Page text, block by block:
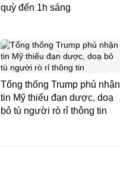
quỳ đến 1h sáng
Tổng thống Trump phủ nhận
tin Mỹ thiếu đạn dược, doạ
bỏ tù người rò rỉ thông tin